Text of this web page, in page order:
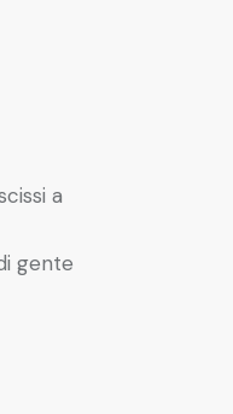
a
gente